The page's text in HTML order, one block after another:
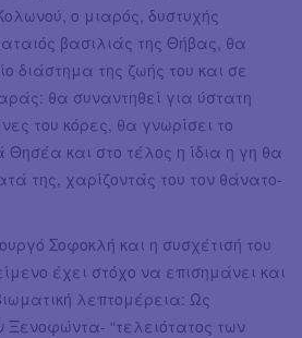
ο μιαρός, δυστυχής
βασιλιάς της Θήβας, θα
διάστημα της ζωής του και σε
θα συναντηθεί για ύστατη
του κόρες, θα γνωρίσει το
Θησέα και στο τέλος η ίδια η γη θα
της, χαρίζοντάς του τον θάνατο-
Σοφοκλή και η συσχέτισή του
έχει στόχο να επισημάνει και
λεπτομέρεια: Ως
“τελειότατος των